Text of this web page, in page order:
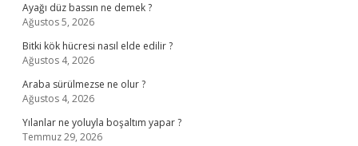
Ayağı düz bassın ne demek ?
Ağustos 5, 2026
Bitki kök hücresi nasıl elde edilir ?
Ağustos 4, 2026
Araba sürülmezse ne olur ?
Ağustos 4, 2026
Yılanlar ne yoluyla boşaltım yapar ?
Temmuz 29, 2026